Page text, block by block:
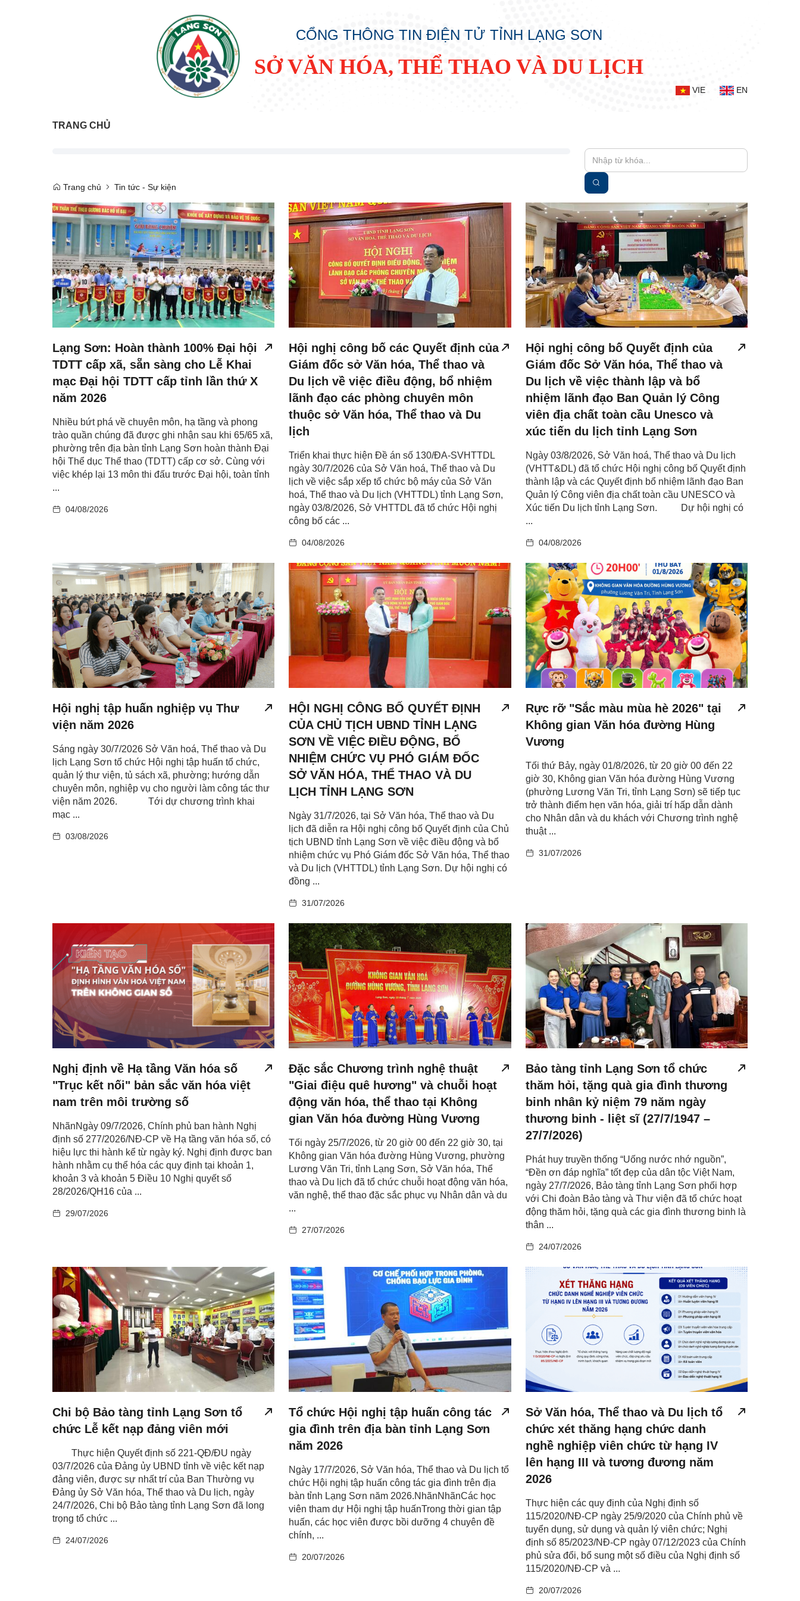
CỔNG THÔNG TIN ĐIỆN TỬ TỈNH LẠNG SƠN
SỞ VĂN HÓA, THỂ THAO VÀ DU LỊCH
VIE EN
TRANG CHỦ
Trang chủ Tin tức - Sự kiện
Lạng Sơn: Hoàn thành 100% Đại hội
TDTT cấp xã, sẵn sàng cho Lễ Khai
mạc Đại hội TDTT cấp tỉnh lần thứ X
năm 2026
Nhiều bứt phá về chuyên môn, hạ tầng và phong
trào quần chúng đã được ghi nhận sau khi 65/65 xã,
phường trên địa bàn tỉnh Lạng Sơn hoàn thành Đại
hội Thể dục Thể thao (TDTT) cấp cơ sở. Cùng với
việc khép lại 13 môn thi đấu trước Đại hội, toàn tỉnh
...
04/08/2026
Hội nghị công bố các Quyết định của
Giám đốc sở Văn hóa, Thể thao và
Du lịch về việc điều động, bổ nhiệm
lãnh đạo các phòng chuyên môn
thuộc sở Văn hóa, Thể thao và Du
lịch
Triển khai thực hiện Đề án số 130/ĐA-SVHTTDL
ngày 30/7/2026 của Sở Văn hoá, Thể thao và Du
lịch về việc sắp xếp tổ chức bộ máy của Sở Văn
hoá, Thể thao và Du lịch (VHTTDL) tỉnh Lạng Sơn,
ngày 03/8/2026, Sở VHTTDL đã tổ chức Hội nghị
công bố các ...
04/08/2026
Hội nghị công bố Quyết định của
Giám đốc Sở Văn hóa, Thể thao và
Du lịch về việc thành lập và bổ
nhiệm lãnh đạo Ban Quản lý Công
viên địa chất toàn cầu Unesco và
xúc tiến du lịch tỉnh Lạng Sơn
Ngày 03/8/2026, Sở Văn hoá, Thể thao và Du lịch
(VHTT&DL) đã tổ chức Hội nghị công bố Quyết định
thành lập và các Quyết định bổ nhiệm lãnh đạo Ban
Quản lý Công viên địa chất toàn cầu UNESCO và
Xúc tiến Du lịch tỉnh Lạng Sơn. Dự hội nghị có
...
04/08/2026
Hội nghị tập huấn nghiệp vụ Thư
viện năm 2026
Sáng ngày 30/7/2026 Sở Văn hoá, Thể thao và Du
lịch Lạng Sơn tổ chức Hội nghị tập huấn tổ chức,
quản lý thư viện, tủ sách xã, phường; hướng dẫn
chuyên môn, nghiệp vụ cho người làm công tác thư
viện năm 2026. ​ Tới dự chương trình khai
mạc ...
03/08/2026
HỘI NGHỊ CÔNG BỐ QUYẾT ĐỊNH
CỦA CHỦ TỊCH UBND TỈNH LẠNG
SƠN VỀ VIỆC ĐIỀU ĐỘNG, BỔ
NHIỆM CHỨC VỤ PHÓ GIÁM ĐỐC
SỞ VĂN HÓA, THỂ THAO VÀ DU
LỊCH TỈNH LẠNG SƠN
Ngày 31/7/2026, tại Sở Văn hóa, Thể thao và Du
lịch đã diễn ra Hội nghị công bố Quyết định của Chủ
tịch UBND tỉnh Lạng Sơn về việc điều động và bổ
nhiệm chức vụ Phó Giám đốc Sở Văn hóa, Thể thao
và Du lịch (VHTTDL) tỉnh Lạng Sơn. Dự hội nghị có
đồng ...
31/07/2026
Rực rỡ "Sắc màu mùa hè 2026" tại
Không gian Văn hóa đường Hùng
Vương
Tối thứ Bảy, ngày 01/8/2026, từ 20 giờ 00 đến 22
giờ 30, Không gian Văn hóa đường Hùng Vương
(phường Lương Văn Tri, tỉnh Lạng Sơn) sẽ tiếp tục
trở thành điểm hẹn văn hóa, giải trí hấp dẫn dành
cho Nhân dân và du khách với Chương trình nghệ
thuật ...
31/07/2026
Nghị định về Hạ tầng Văn hóa số
"Trục kết nối" bản sắc văn hóa việt
nam trên môi trường số
NhãnNgày 09/7/2026, Chính phủ ban hành Nghị
định số 277/2026/NĐ-CP về Hạ tầng văn hóa số, có
hiệu lực thi hành kể từ ngày ký. Nghị định được ban
hành nhằm cụ thể hóa các quy định tại khoản 1,
khoản 3 và khoản 5 Điều 10 Nghị quyết số
28/2026/QH16 của ...
29/07/2026
Đặc sắc Chương trình nghệ thuật
"Giai điệu quê hương" và chuỗi hoạt
động văn hóa, thể thao tại Không
gian Văn hóa đường Hùng Vương
Tối ngày 25/7/2026, từ 20 giờ 00 đến 22 giờ 30, tại
Không gian Văn hóa đường Hùng Vương, phường
Lương Văn Tri, tỉnh Lạng Sơn, Sở Văn hóa, Thể
thao và Du lịch đã tổ chức chuỗi hoạt động văn hóa,
văn nghệ, thể thao đặc sắc phục vụ Nhân dân và du
...
27/07/2026
Bảo tàng tỉnh Lạng Sơn tổ chức
thăm hỏi, tặng quà gia đình thương
binh nhân kỷ niệm 79 năm ngày
thương binh - liệt sĩ (27/7/1947 –
27/7/2026)
Phát huy truyền thống “Uống nước nhớ nguồn”,
“Đền ơn đáp nghĩa” tốt đẹp của dân tộc Việt Nam,
ngày 27/7/2026, Bảo tàng tỉnh Lạng Sơn phối hợp
với Chi đoàn Bảo tàng và Thư viện đã tổ chức hoạt
động thăm hỏi, tặng quà các gia đình thương binh là
thân ...
24/07/2026
Chi bộ Bảo tàng tỉnh Lạng Sơn tổ
chức Lễ kết nạp đảng viên mới
Thực hiện Quyết định số 221-QĐ/ĐU ngày
03/7/2026 của Đảng ủy UBND tỉnh về việc kết nạp
đảng viên, được sự nhất trí của Ban Thường vụ
Đảng ủy Sở Văn hóa, Thể thao và Du lịch, ngày
24/7/2026, Chi bộ Bảo tàng tỉnh Lạng Sơn đã long
trọng tổ chức ...
24/07/2026
Tổ chức Hội nghị tập huấn công tác
gia đình trên địa bàn tỉnh Lạng Sơn
năm 2026
Ngày 17/7/2026, Sở Văn hóa, Thể thao và Du lịch tổ
chức Hội nghị tập huấn công tác gia đình trên địa
bàn tỉnh Lạng Sơn năm 2026.NhãnNhãnCác học
viên tham dự Hội nghị tập huấnTrong thời gian tập
huấn, các học viên được bồi dưỡng 4 chuyên đề
chính, ...
20/07/2026
Sở Văn hóa, Thể thao và Du lịch tổ
chức xét thăng hạng chức danh
nghề nghiệp viên chức từ hạng IV
lên hạng III và tương đương năm
2026
Thực hiện các quy định của Nghị định số
115/2020/NĐ-CP ngày 25/9/2020 của Chính phủ về
tuyển dụng, sử dụng và quản lý viên chức; Nghị
định số 85/2023/NĐ-CP ngày 07/12/2023 của Chính
phủ sửa đổi, bổ sung một số điều của Nghị định số
115/2020/NĐ-CP và ...
20/07/2026